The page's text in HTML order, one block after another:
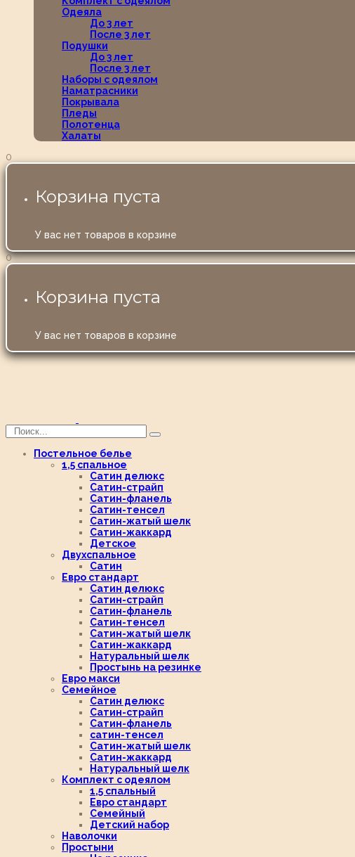
Одеяла
До 3 лет
После 3 лет
Подушки
До 3 лет
После 3 лет
Наборы с одеялом
Наматрасники
Покрывала
Пледы
Полотенца
Халаты
0
Корзина пуста
У вас нет товаров в корзине
0
Корзина пуста
У вас нет товаров в корзине
Постельное белье
1,5 спальное
Сатин делюкс
Сатин-страйп
Сатин-фланель
Сатин-тенсел
Сатин-жатый шелк
Сатин-жаккард
Детское
Двухспальное
Сатин
Евро стандарт
Сатин делюкс
Сатин-страйп
Сатин-фланель
Сатин-тенсел
Сатин-жатый шелк
Сатин-жаккард
Натуральный шелк
Простынь на резинке
Евро макси
Семейное
Сатин делюкс
Сатин-страйп
Сатин-фланель
сатин-тенсел
Сатин-жатый шелк
Сатин-жаккард
Натуральный шелк
Комплект с одеялом
1,5 спальный
Евро стандарт
Семейный
Детский набор
Наволочки
Простыни